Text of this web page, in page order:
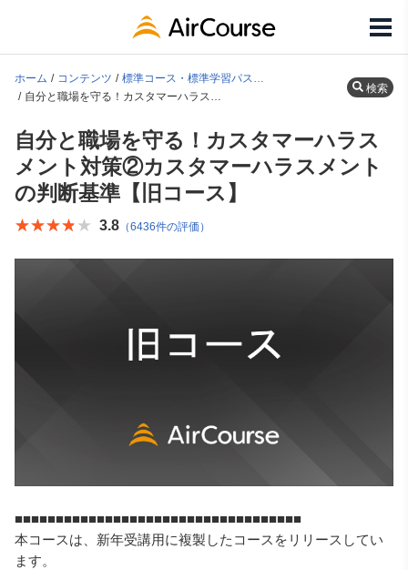
ホーム コンテンツ
標準コース・標準学習パス一覧
自分と職場を守る！カスタマーハラスメント対策②カスタマーハラスメントの判断基準【旧コース】
検索
自分と職場を守る！カスタマーハラス
メント対策②カスタマーハラスメント
の判断基準【旧コース】
★★★★★
★★★★★ 3.8 （6436件の評価）
■■■■■■■■■■■■■■■■■■■■■■■■■■■■■■■■■■■
本コースは、新年受講用に複製したコースをリリースしてい
ます。